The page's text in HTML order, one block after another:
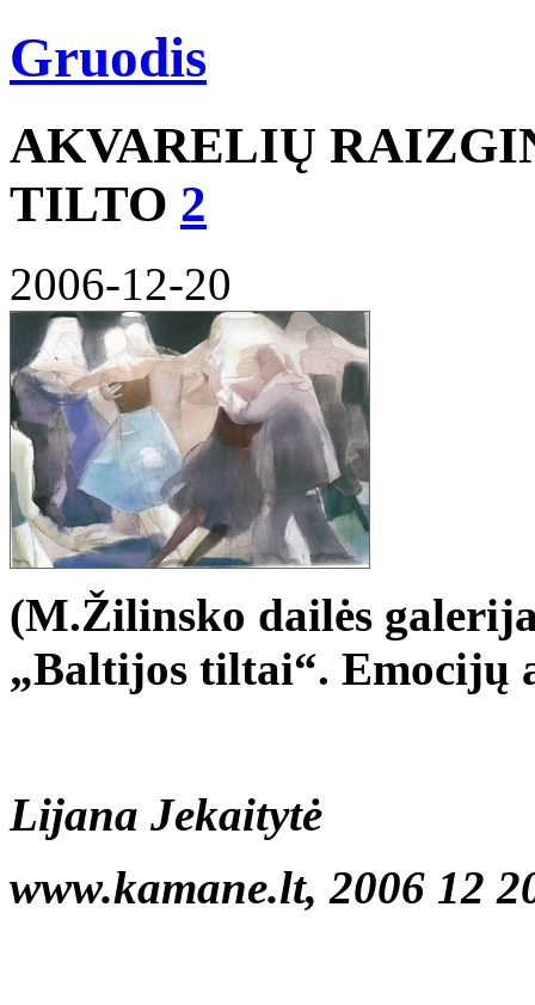
Gruodis
AKVARELIŲ
TILTO 2
2006-12-20
(M.Žilinsko dailės
„Baltijos tiltai“. Emocijų
Lijana Jekaitytė
www.kamane.lt, 2006 12